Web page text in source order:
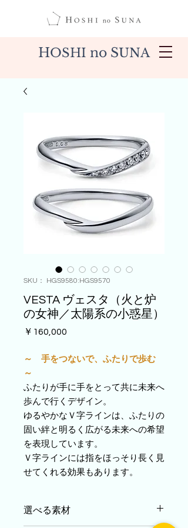
HOSHI no SUNA
SKU： HGS9580:HGS9570
VESTA ヴェスタ（火と炉
の女神／太陽系の小惑星）
￥160,000
～ 手をつないで、ふたりで歩む
～
ふたりが手に手をとって共に未来へ
歩んで行くデザイン。
ゆるやかなＶ字ラインは、ふたりの
固い絆と明るく広がる未来への希望
を表現しています。
Ｖ字ラインには指をほっそり長く見
せてくれる効果もあります。
選べる素材